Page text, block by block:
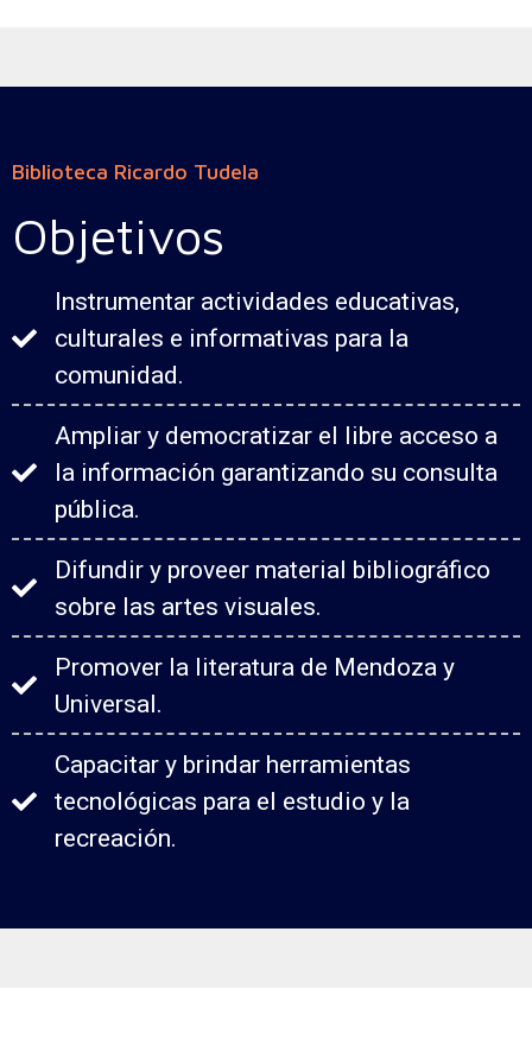
Biblioteca Ricardo Tudela
Objetivos
Instrumentar actividades educativas,
culturales e informativas para la
comunidad.
Ampliar y democratizar el libre acceso a
la información garantizando su consulta
pública.
Difundir y proveer material bibliográfico
sobre las artes visuales.
Promover la literatura de Mendoza y
Universal.
Capacitar y brindar herramientas
tecnológicas para el estudio y la
recreación.